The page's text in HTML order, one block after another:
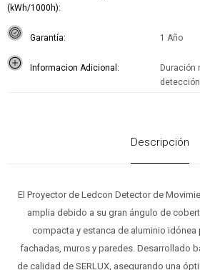
(kWh/1000h)
Garantía 1 Año
Informacion Adicional
Duración
Descripción
El Proyector de Ledcon Detector de
amplia debido a su gran ángulo de
compacta y estanca de aluminio idónea
fachadas, muros y paredes. Desarrollado
de calidad de SERLUX, asegurando una